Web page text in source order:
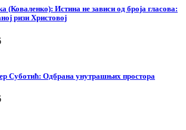
(Коваленко): Истина не зависи од броја гласова:
ризи Христовој
Суботић: Одбрана унутрашњих простора